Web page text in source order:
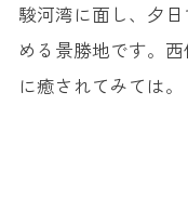
駿河湾に面し、夕
める景勝地です。
に癒されてみては。